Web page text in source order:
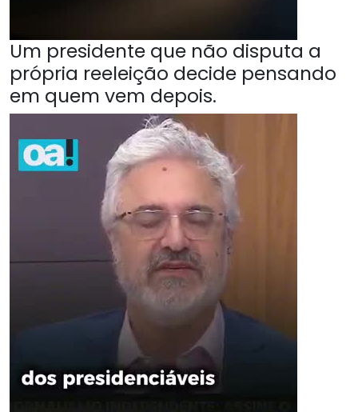
Um presidente que não disputa a
própria reeleição decide pensando
em quem vem depois.